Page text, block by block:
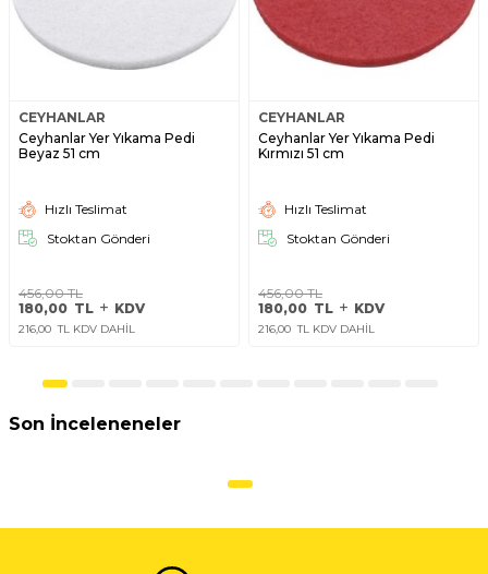
CEYHANLAR
Ceyhanlar Yer Yıkama Pedi
Beyaz 51 cm
Hızlı Teslimat
Stoktan Gönderi
456,00TL
180,00 TL KDV
216,00 TL KDV DAHİL
CEYHANLAR
Ceyhanlar Yer Yıkama Pedi
Kırmızı 51 cm
Hızlı Teslimat
Stoktan Gönderi
456,00TL
180,00 TL KDV
216,00 TL KDV DAHİL
Son İnceleneneler